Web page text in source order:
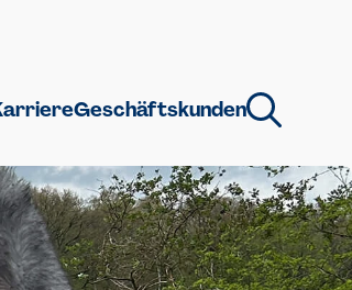
Geschäftskunden